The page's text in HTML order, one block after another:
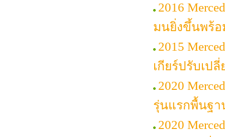
2016
มนยิ่งขึ้นพร้อ
2015
เกียร์ปรับเป
2020
รุ่นแรกพื้นฐา
2020